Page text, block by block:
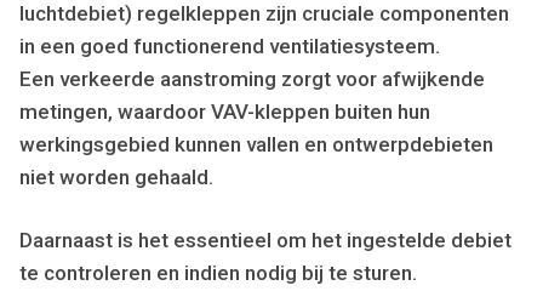
luchtdebiet) regelkleppen zijn cruciale componenten
in een goed functionerend ventilatiesysteem.
Een verkeerde aanstroming zorgt voor afwijkende
metingen, waardoor VAV-kleppen buiten hun
werkingsgebied kunnen vallen en ontwerpdebieten
niet worden gehaald.
Daarnaast is het essentieel om het ingestelde debiet
te controleren en indien nodig bij te sturen.